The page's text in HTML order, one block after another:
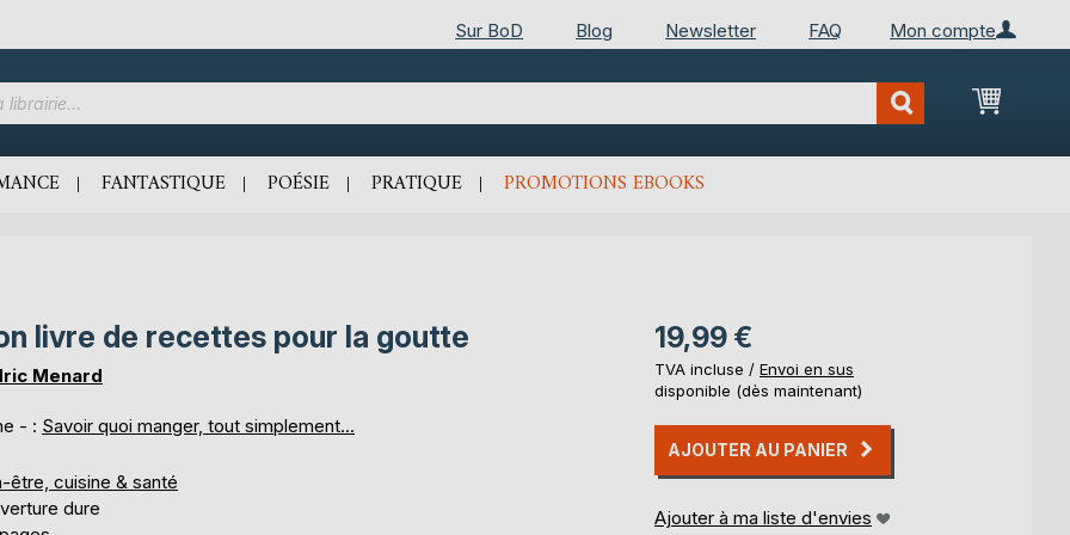
Mon compte
Sur BoD Blog Newsletter FAQ
Mon
FANTASTIQUE POÉSIE PRATIQUE PROMOTIONS EBOOKS
livre de recettes pour la goutte
Menard
- : Savoir quoi manger, tout simplement...
être, cuisine & santé
dure
19,99 €
TVA incluse / Envoi en sus
disponible (dès maintenant)
AJOUTER AU PANIER
Ajouter à ma liste d'envies